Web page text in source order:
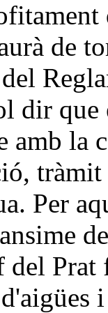
de
dir que
amb la
Per
Prat